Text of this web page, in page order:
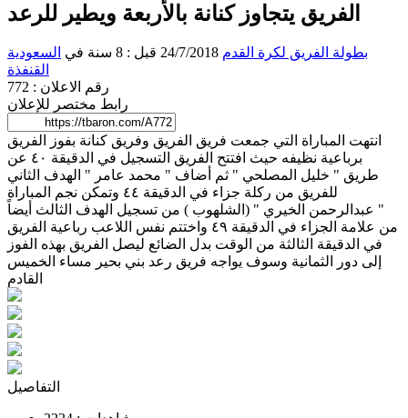
الفريق يتجاوز كنانة بالأربعة ويطير للرعد
بطولة الفريق لكرة القدم 24/7/2018 قبل : 8 سنة في السعودية
القنفذة
رقم الاعلان : 772
رابط مختصر للإعلان
انتهت المباراة التي جمعت فريق الفريق وفريق كنانة بفوز الفريق
برباعية نظيفه حيث افتتح الفريق التسجيل في الدقيقة ٤٠ عن
طريق " خليل المصلحي " ثم أضاف " محمد عامر " الهدف الثاني
للفريق من ركلة جزاء في الدقيقة ٤٤ وتمكن نجم المباراة
" عبدالرحمن الخيري " ( الشلهوب ) من تسجيل الهدف الثالث أيضاً
من علامة الجزاء في الدقيقة ٤٩ واختتم نفس اللاعب رباعية الفريق
في الدقيقة الثالثة من الوقت بدل الضائع ليصل الفريق بهذه الفوز
إلى دور الثمانية وسوف يواجه فريق رعد بني بحير مساء الخميس
التفاصيل